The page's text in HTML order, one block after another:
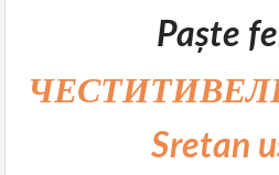
Paște
ЧЕСТИТИ
Sretan